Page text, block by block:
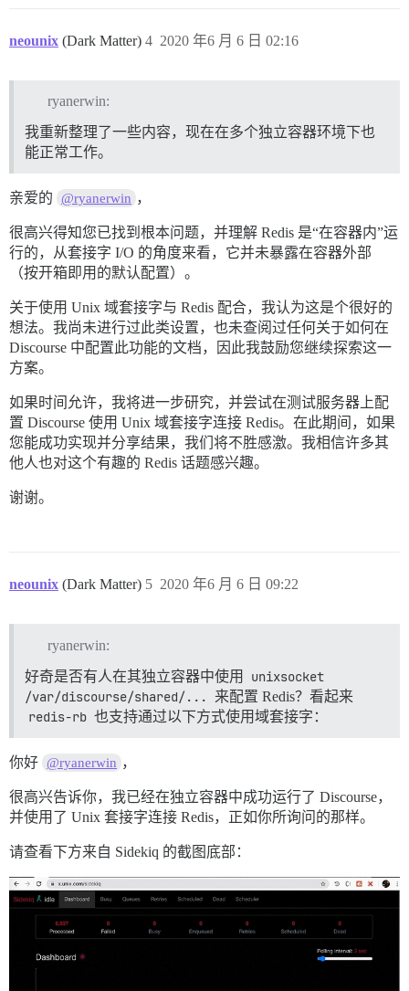
neounix (Dark Matter) 2020 年6 月 6 日 02:16
4
ryanerwin:
我重新整理了一些内容，现在在多个独立容器环境下也
能正常工作。
亲爱的 @ryanerwin ，
很高兴得知您已找到根本问题，并理解 Redis 是“在容器内”运
行的，从套接字 I/O 的角度来看，它并未暴露在容器外部
（按开箱即用的默认配置）。
关于使用 Unix 域套接字与 Redis 配合，我认为这是个很好的
想法。我尚未进行过此类设置，也未查阅过任何关于如何在
Discourse 中配置此功能的文档，因此我鼓励您继续探索这一
方案。
如果时间允许，我将进一步研究，并尝试在测试服务器上配
置 Discourse 使用 Unix 域套接字连接 Redis。在此期间，如果
您能成功实现并分享结果，我们将不胜感激。我相信许多其
他人也对这个有趣的 Redis 话题感兴趣。
谢谢。
neounix (Dark Matter) 2020 年6 月 6 日 09:22
5
ryanerwin:
好奇是否有人在其独立容器中使用
unixsocket
/var/discourse/shared/...
来配置 Redis？看起来
redis-rb 也支持通过以下方式使用域套接字：
你好 @ryanerwin ，
很高兴告诉你，我已经在独立容器中成功运行了 Discourse，
并使用了 Unix 套接字连接 Redis，正如你所询问的那样。
请查看下方来自 Sidekiq 的截图底部：